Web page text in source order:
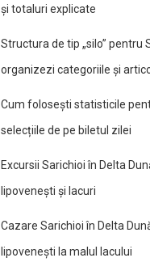
și totaluri explicate
Structura de tip „silo” pentru
organizezi categoriile și
Cum folosești statisticile
selecțiile de pe biletul zilei
Excursii Sarichioi în Delta
lipovenești și lacuri
Cazare Sarichioi în Delta
lipovenești la malul lacului